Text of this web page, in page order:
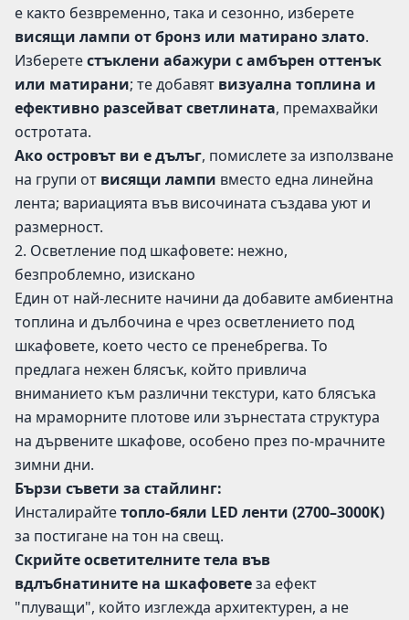
е както безвременно, така и сезонно, изберете
висящи лампи от бронз или матирано злато.
Изберетестъклени абажури с амбърен оттенък
или матирани; те добавят визуална топлина и
ефективно разсейват светлината, премахвайки
остротата.
Ако островът ви е дълъг, помислете за използване
на групи от висящи лампи вместо една линейна
лента; вариацията във височината създава уют и
размерност.
2. Осветление под шкафовете: нежно,
безпроблемно, изискано
Един от най-лесните начини да добавите амбиентна
топлина и дълбочина е чрез осветлението под
шкафовете, което често се пренебрегва. То
предлага нежен блясък, който привлича
вниманието към различни текстури, като блясъка
на мраморните плотове или зърнестата структура
на дървените шкафове, особено през по-мрачните
зимни дни.
Бързи съвети за стайлинг:
Инсталирайтетопло-бяли LED ленти (2700–3000K)
за постигане на тон на свещ.
Скрийте осветителните тела във
вдлъбнатините на шкафоветеза ефект
"плуващи", който изглежда архитектурен, а не